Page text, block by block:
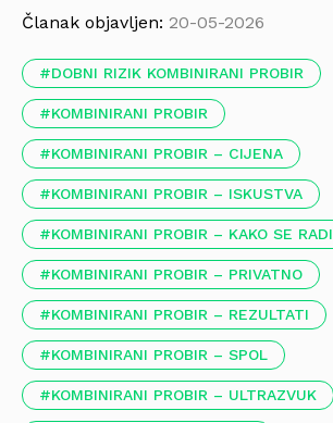
Članak objavljen: 20-05-2026
DOBNI RIZIK KOMBINIRANI PROBIR
KOMBINIRANI PROBIR
KOMBINIRANI PROBIR – CIJENA
KOMBINIRANI PROBIR – ISKUSTVA
KOMBINIRANI PROBIR – KAKO SE RADI
KOMBINIRANI PROBIR – PRIVATNO
KOMBINIRANI PROBIR – REZULTATI
KOMBINIRANI PROBIR – SPOL
KOMBINIRANI PROBIR – ULTRAZVUK